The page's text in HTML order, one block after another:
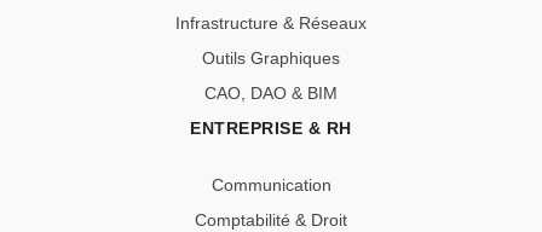
Infrastructure & Réseaux
Outils Graphiques
CAO, DAO & BIM
ENTREPRISE & RH
Communication
Comptabilité & Droit